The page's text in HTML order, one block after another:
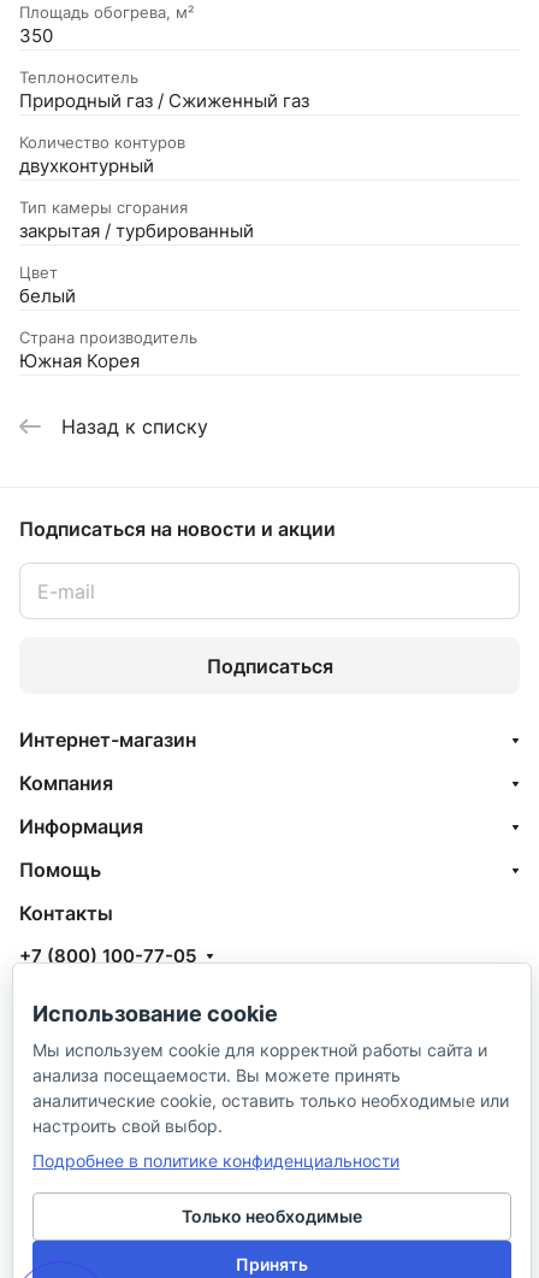
Площадь обогрева, м²
350
Теплоноситель
Природный газ / Сжиженный газ
Количество контуров
двухконтурный
Тип камеры сгорания
закрытая / турбированный
Цвет
белый
Страна производитель
Южная Корея
Назад к списку
Подписаться на новости и акции
Подписаться
Интернет-магазин
Компания
Информация
Помощь
Контакты
+7 (800) 100-77-05
г. Краснодар (Центр),
ул. Чкалова, 167
Использование cookie
Мы используем cookie для корректной работы сайта и
анализа посещаемости. Вы можете принять
аналитические cookie, оставить только необходимые или
настроить свой выбор.
Подробнее в политике конфиденциальности
Только необходимые
Принять